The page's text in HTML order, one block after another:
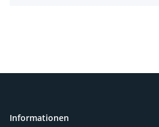
Informationen